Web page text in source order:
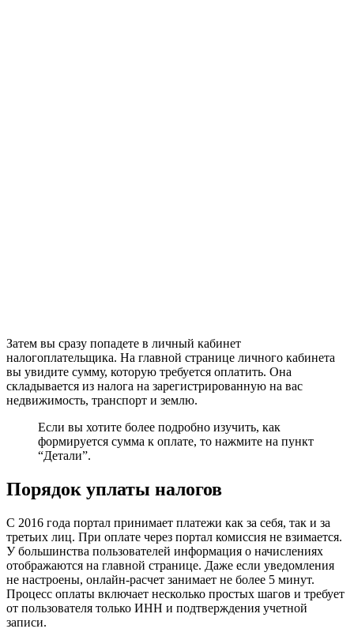
Затем вы сразу попадете в личный кабинет
налогоплательщика. На главной странице личного кабинета
вы увидите сумму, которую требуется оплатить. Она
складывается из налога на зарегистрированную на вас
недвижимость, транспорт и землю.
Если вы хотите более подробно изучить, как
формируется сумма к оплате, то нажмите на пункт
“Детали”.
Порядок уплаты налогов
С 2016 года портал принимает платежи как за себя, так и за
третьих лиц. При оплате через портал комиссия не взимается.
У большинства пользователей информация о начислениях
отображаются на главной странице. Даже если уведомления
не настроены, онлайн-расчет занимает не более 5 минут.
Процесс оплаты включает несколько простых шагов и требует
от пользователя только ИНН и подтверждения учетной
записи.